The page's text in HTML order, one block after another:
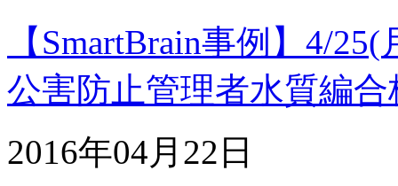
【SmartBrain事例】4/
公害防止管理者水質編
2016年04月22日